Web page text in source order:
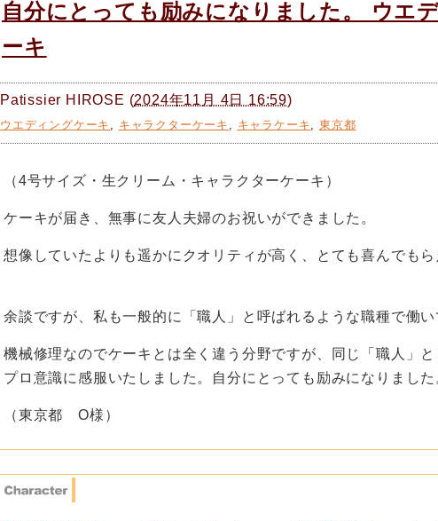
自分にとっても励みになりました。 ウエ
ーキ
Patissier HIROSE (2024年11月 4日 16:59)
ウエディングケーキ , キャラクターケーキ , キャラケーキ,東京都
（4号サイズ・生クリーム・キャラクターケーキ）
ケーキが届き、無事に友人夫婦のお祝いができました。
想像していたよりも遥かにクオリティが高く、とても喜んでもら
余談ですが、私も一般的に「職人」と呼ばれるような職種で働い
機械修理なのでケーキとは全く違う分野ですが、同じ「職人」
プロ意識に感服いたしました。自分にとっても励みになりました
（東京都 O様）